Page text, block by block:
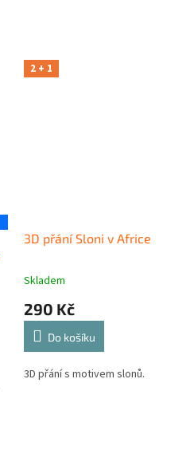
2 + 1
3D přání Sloni v Africe
Skladem
290 Kč
Do košíku
3D přání s motivem slonů.